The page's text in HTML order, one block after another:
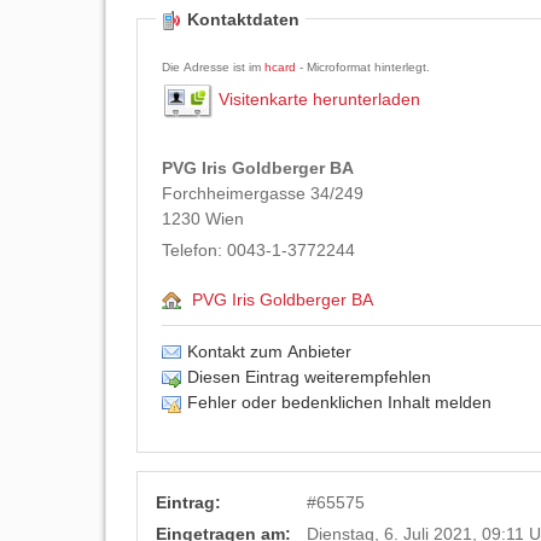
Kontaktdaten
Die Adresse ist im hcard - Microformat hinterlegt.
Visitenkarte herunterladen
PVG Iris Goldberger BA
Forchheimergasse 34/249
1230 Wien
Telefon: 0043-1-3772244
PVG Iris Goldberger BA
Kontakt zum Anbieter
Diesen Eintrag weiterempfehlen
Fehler oder bedenklichen Inhalt melden
Eintrag: #65575
Eingetragen am:
Dienstag, 6. Juli 2021, 09:11